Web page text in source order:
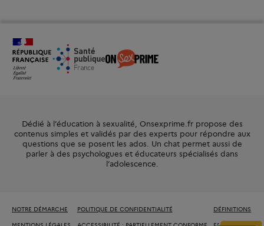
Dédié à l’éducation à sexualité, Onsexprime.fr propose des
contenus simples et validés par des experts pour répondre aux
questions que se posent les ados. Un chat permet aussi de
parler à des psychologues et éducateurs spécialisés dans
l’adolescence.
NOTRE DÉMARCHE POLITIQUE DE CONFIDENTIALITÉ DÉFINITIONS